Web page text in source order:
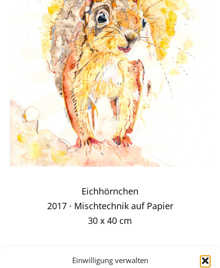
Einwilligung verwalten
Eichhörnchen
2017 · Mischtechnik auf Papier
30 x 40 cm